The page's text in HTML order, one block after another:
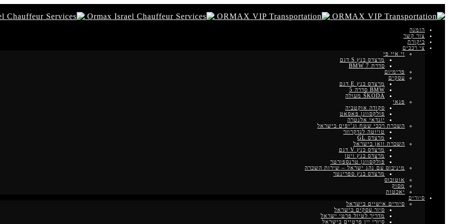
הזמנה
צור קשר
ביקורת
צי רכבים
וי איי פי
מרצדס בנץ S דגם
סדרת BMW 7
פרימיום
עסקים
מרצדס בנץ E דגם
BMW סדרה 5
ŠKODA מעולה
פנאי
סקודה אוקטביה
פולקסווגן פאסאט
יונדאי אלנטרה
השכרת רכבי שטח וג’יפים בישראל
טויוטה לנדקרוזר
מרצדס GL
השכרת וואן בישראל
מרצדס בנץ V דגם
מרצדס בנץ ויטו
פולקסווגן טרנספורטר
מיניבוס עם נהג ישראל – שירות השכרה
מרצדס בנץ ספרינטר
אוטובוס
מסוק
יאכטות
סיורים
סיורים אישיים בישראל
סיור עסקים בישראל
מדריך לטיול פרטי ישראל
סיורי יין פרטיים בישראל